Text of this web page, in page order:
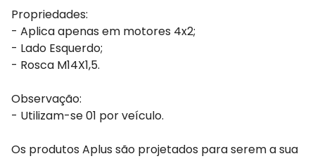
Propriedades:
- Aplica apenas em motores 4x2;
- Lado Esquerdo;
- Rosca M14X1,5.
Observação:
- Utilizam-se 01 por veículo.
Os produtos Aplus são projetados para serem a sua